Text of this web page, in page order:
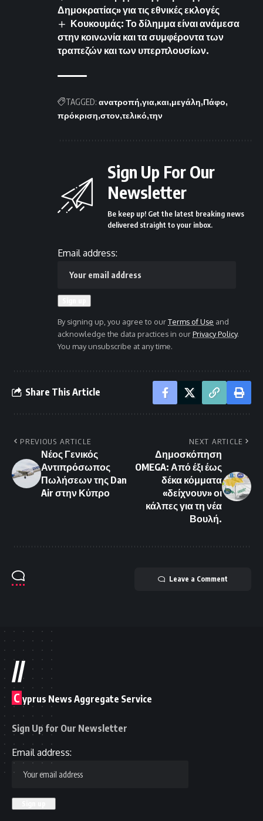
Δημοκρατίας» για τις εθνικές εκλογές
Κουκουμάς: Το δίλημμα είναι ανάμεσα
στην κοινωνία και τα συμφέροντα των
τραπεζών και των υπερπλουσίων.
TAGGED: ανατροπή για και μεγάλη Πάφο
πρόκριση στον τελικό την
Sign Up For Our
Newsletter
Be keep up! Get the latest breaking news
delivered straight to your inbox.
Email address:
By signing up, you agree to ourTerms of Use and
acknowledge the data practices in ourPrivacy Policy.
You may unsubscribe at any time.
Share This Article
PREVIOUS ARTICLE
Νέος Γενικός
Αντιπρόσωπος
Πωλήσεων της Dan
Air στην Κύπρο
NEXT ARTICLE
Δημοσκόπηση
OMEGA: Από έξι έως
δέκα κόμματα
«δείχνουν» οι
κάλπες για τη νέα
Βουλή.
Leave a Comment
//
C yprus News Aggregate Service
Sign Up for Our Newsletter
Email address: